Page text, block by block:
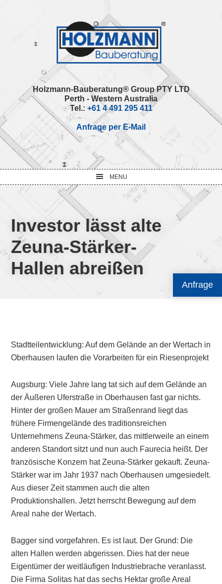
Anfrage
navigation
Holzmann-Bauberatung® Group PTY LTD
Perth - Western Australia
Tel.: +61 4 491 295 411
Anfrage per E-Mail
MENU
Investor lässt alte
Zeuna-Stärker-
Hallen abreißen
Stadtteilentwicklung: Auf dem Gelände an der Wertach in
Oberhausen laufen die Vorarbeiten für ein Riesenprojekt
Augsburg: Viele Jahre lang tat sich auf dem Gelände an
der Äußeren Uferstraße in Oberhausen fast gar nichts.
Hinter der großen Mauer am Straßenrand liegt das
frühere Firmengelände des traditionsreichen
Unternehmens Zeuna-Stärker, das mittlerweile an einem
anderen Standort sitzt und nun auch Faurecia heißt. Der
französische Konzern hat Zeuna-Stärker gekauft. Zeuna-
Stärker war im Jahr 1937 nach Oberhausen umgesiedelt.
Aus dieser Zeit stammen auch die alten
Produktionshallen. Jetzt herrscht Bewegung auf dem
Areal nahe der Wertach.
Bagger sind vorgefahren. Es ist laut. Der Grund: Die
alten Hallen werden abgerissen. Dies hat der neue
Eigentümer der weitläufigen Industriebrache veranlasst.
Die Firma Solitas hat das sechs Hektar große Areal